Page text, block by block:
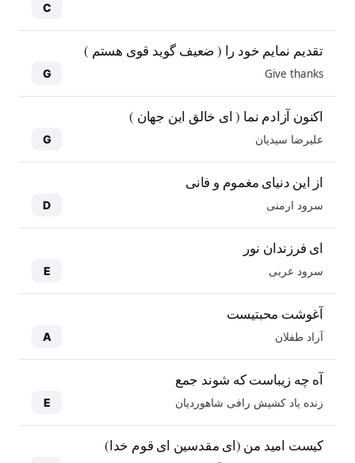
C
تقدیم نمایم خود را ( ضعیف گوید قوی هستم )
Give thanks
G
اکنون آزادم نما ( ای خالق این جهان )
علیرضا سیدیان G
از این دنیای مغموم و فانی
سرود ارمنی D
ای فرزندان نور
سرود عربی E
آغوشت محبتیست
آراد طفلان A
آه چه زیباست که شوند جمع
زنده یاد کشیش رافی شاهوردیان E
کیست امید من (ای مقدسین ای قوم خدا)